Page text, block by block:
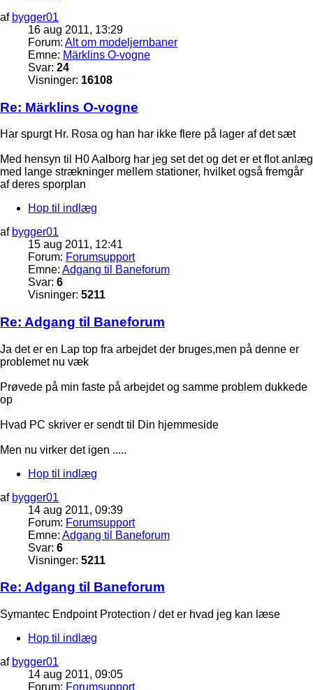
af bygger01
16 aug 2011, 13:29
Forum: Alt om modeljernbaner
Emne: Märklins O-vogne
Svar: 24
Visninger: 16108
Re: Märklins O-vogne
Har spurgt Hr. Rosa og han har ikke flere på lager af det sæt
Med hensyn til H0 Aalborg har jeg set det og det er et flot anlæg
med lange strækninger mellem stationer, hvilket også fremgår
af deres sporplan
Hop til indlæg
af bygger01
15 aug 2011, 12:41
Forum: Forumsupport
Emne: Adgang til Baneforum
Svar: 6
Visninger: 5211
Re: Adgang til Baneforum
Ja det er en Lap top fra arbejdet der bruges,men på denne er
problemet nu væk
Prøvede på min faste på arbejdet og samme problem dukkede
op
Hvad PC skriver er sendt til Din hjemmeside
Men nu virker det igen .....
Hop til indlæg
af bygger01
14 aug 2011, 09:39
Forum: Forumsupport
Emne: Adgang til Baneforum
Svar: 6
Visninger: 5211
Re: Adgang til Baneforum
Symantec Endpoint Protection / det er hvad jeg kan læse
Hop til indlæg
af bygger01
14 aug 2011, 09:05
Forum: Forumsupport